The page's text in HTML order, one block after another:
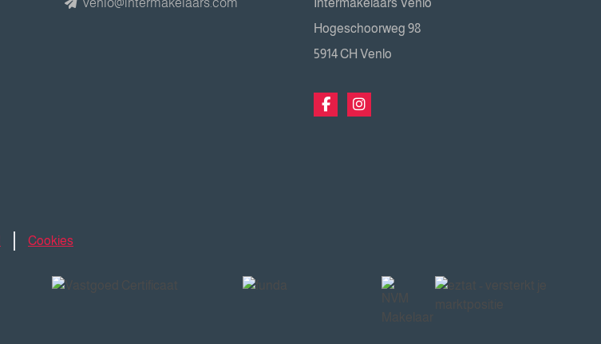
venlo@intermakelaars.com
Intermakelaars Venlo
Hogeschoorweg 98
5914 CH Venlo
Cookies